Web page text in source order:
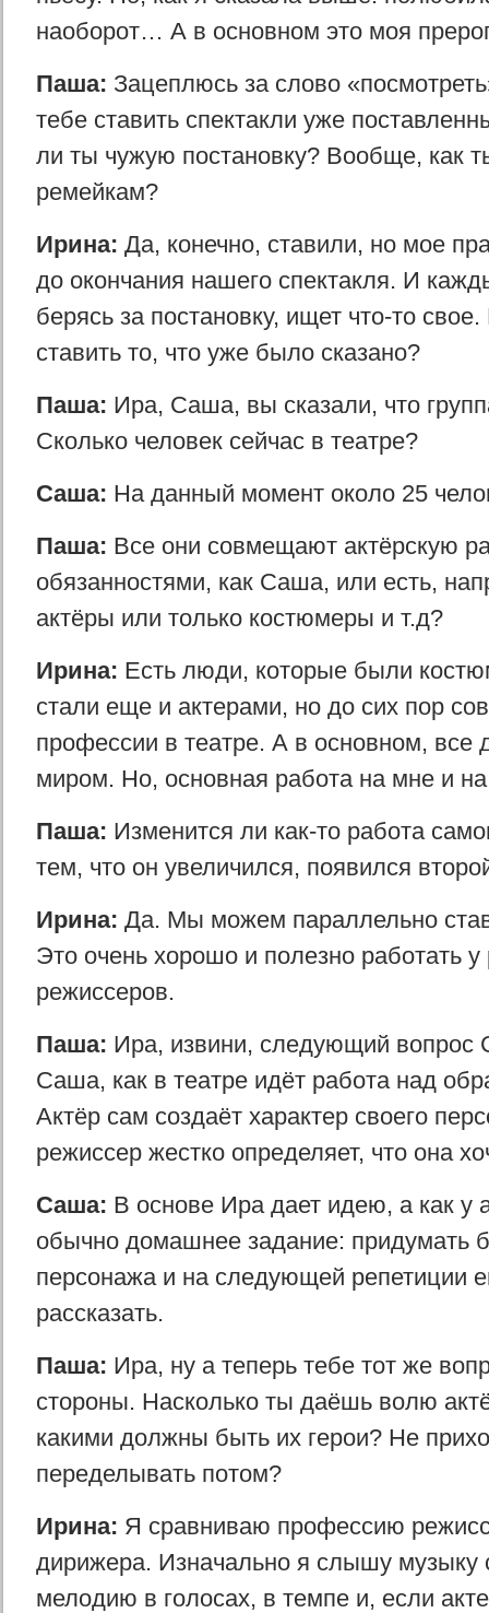
наоборот… А в основном это моя
Паша: Зацеплюсь за слово
тебе ставить спектакли уже
ли ты чужую постановку? Вообще, как
ремейкам?
Ирина: Да, конечно, ставили, но мое
до окончания нашего спектакля. И
берясь за постановку, ищет что-то
ставить то, что уже было сказано?
Паша: Ира, Саша, вы сказали, что
Сколько человек сейчас в театре?
Саша: На данный момент около 25
Паша: Все они совмещают актёрскую
обязанностями, как Саша, или есть,
актёры или только костюмеры и т.д?
Ирина: Есть люди, которые были
стали еще и актерами, но до сих пор
профессии в театре. А в основном, все
миром. Но, основная работа на мне и
Паша: Изменится ли как-то работа
тем, что он увеличился, появился
Ирина: Да. Мы можем параллельно
Это очень хорошо и полезно работать у
режиссеров.
Паша: Ира, извини, следующий вопрос
Саша, как в театре идёт работа над
Актёр сам создаёт характер своего
режиссер жестко определяет, что она
Саша: В основе Ира дает идею, а как у
обычно домашнее задание: придумать
персонажа и на следующей репетиции
рассказать.
Паша: Ира, ну а теперь тебе тот же
стороны. Насколько ты даёшь волю
какими должны быть их герои? Не
переделывать потом?
Ирина: Я сравниваю профессию
дирижера. Изначально я слышу музыку
мелодию в голосах, в темпе и, если